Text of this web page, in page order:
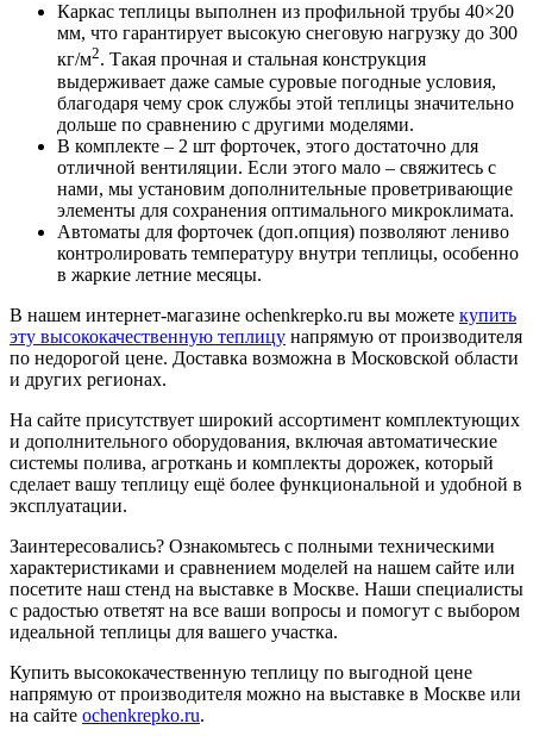
Каркас теплицы выполнен из профильной трубы 40×20
мм, что гарантирует высокую снеговую нагрузку до 300
кг/м2. Такая прочная и стальная конструкция
выдерживает даже самые суровые погодные условия,
благодаря чему срок службы этой теплицы значительно
дольше по сравнению с другими моделями.
В комплекте – 2 шт форточек, этого достаточно для
отличной вентиляции. Если этого мало – свяжитесь с
нами, мы установим дополнительные проветривающие
элементы для сохранения оптимального микроклимата.
Автоматы для форточек (доп.опция) позволяют лениво
контролировать температуру внутри теплицы, особенно
в жаркие летние месяцы.
В нашем интернет-магазине ochenkrepko.ru вы можете купить
эту высококачественную теплицу напрямую от производителя
по недорогой цене. Доставка возможна в Московской области
и других регионах.
На сайте присутствует широкий ассортимент комплектующих
и дополнительного оборудования, включая автоматические
системы полива, агроткань и комплекты дорожек, который
сделает вашу теплицу ещё более функциональной и удобной в
эксплуатации.
Заинтересовались? Ознакомьтесь с полными техническими
характеристиками и сравнением моделей на нашем сайте или
посетите наш стенд на выставке в Москве. Наши специалисты
с радостью ответят на все ваши вопросы и помогут с выбором
идеальной теплицы для вашего участка.
Купить высококачественную теплицу по выгодной цене
напрямую от производителя можно на выставке в Москве или
на сайте ochenkrepko.ru.